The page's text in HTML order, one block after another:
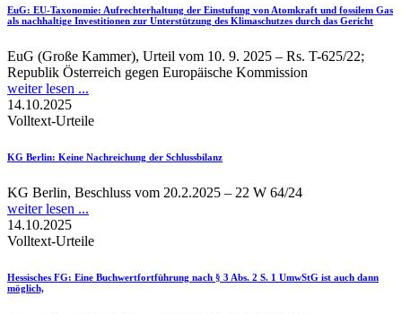
EuG: EU-Taxonomie: Aufrechterhaltung der Einstufung von Atomkraft und fossilem Gas
als nachhaltige Investitionen zur Unterstützung des Klimaschutzes durch das Gericht
EuG (Große Kammer), Urteil vom 10. 9. 2025 – Rs. T-625/22;
Republik Österreich gegen Europäische Kommission
weiter lesen ...
14.10.2025
Volltext-Urteile
KG Berlin: Keine Nachreichung der Schlussbilanz
KG Berlin, Beschluss vom 20.2.2025 – 22 W 64/24
weiter lesen ...
14.10.2025
Volltext-Urteile
Hessisches FG: Eine Buchwertfortführung nach § 3 Abs. 2 S. 1 UmwStG ist auch dann
möglich,